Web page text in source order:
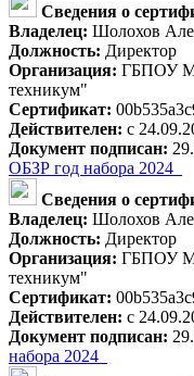
Сведения о
Владелец: Шолохов
Должность: Директор
Организация: ГБПОУ
техникум"
Сертификат:
Действителен: с
Документ подписан:
ОБЗР год набора 2024_
Сведения о
Владелец: Шолохов
Должность: Директор
Организация: ГБПОУ
техникум"
Сертификат:
Действителен: с
Документ подписан:
набора 2024_